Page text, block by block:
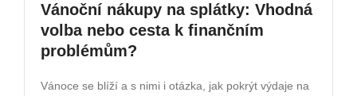
Vánoční nákupy na splátky: Vhodná
volba nebo cesta k finančním
problémům?
Vánoce se blíží a s nimi i otázka, jak pokrýt výdaje na